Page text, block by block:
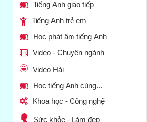
Tiếng Anh giao tiếp
Tiếng Anh trẻ em
Học phát âm tiếng Anh
Video - Chuyên ngành
Video Hài
Học tiếng Anh cùng...
Khoa học - Công nghệ
Sức khỏe - Làm đẹp